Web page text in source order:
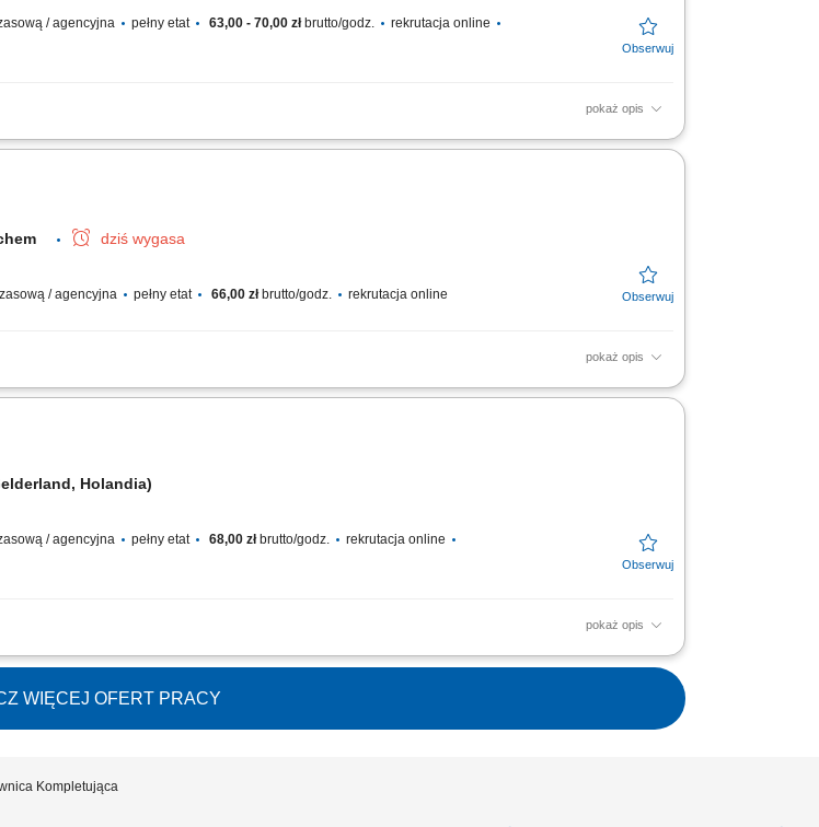
/ agencyjna pełny etat 63,00 - 70,00 złbrutto/godz.
rekrutacja online
pokaż opis
firmy logistycznej, specjalizującej się w transporcie intermodalnym oraz dystrybucji artykułów
dziś wygasa
/ agencyjna pełny etat 66,00 złbrutto/godz. rekrutacja online
pokaż opis
palet za pomocą wózka reachtruck. Układanie ładunków na wysokich poziomach
Holandia)
/ agencyjna pełny etat 68,00 złbrutto/godz.
rekrutacja online
pokaż opis
EPT i Reachtruck; Wysoki składowanie towarów na wysokości powyżej 7 metrów; Obsługa
WIĘCEJ OFERT PRACY
Kompletująca